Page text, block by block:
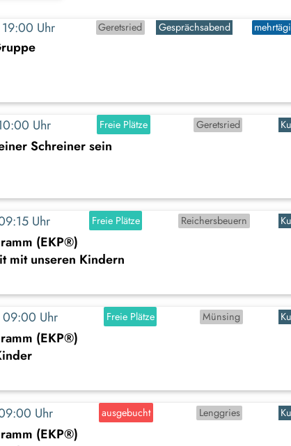
Uhr Geretsried Gesprächsabend
Uhr Freie Plätze Geretsried
Schreiner sein
Uhr Freie Plätze Reichersbeuern
(EKP®)
mit unseren Kindern
Uhr Freie Plätze Münsing
(EKP®)
Uhr ausgebucht Lenggries
(EKP®)